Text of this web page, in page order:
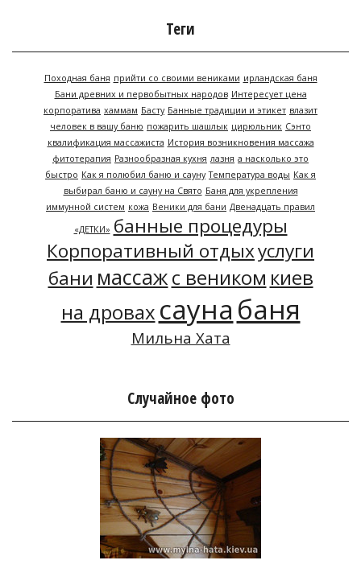
Теги
Походная баня прийти со своими вениками ирландская баня
Бани древних и первобытных народов Интересует цена
корпоратива хаммам Басту Банные традиции и этикет влазит
человек в вашу баню пожарить шашлык цирюльник Сэнто
квалификация массажиста История возникновения массажа
фитотерапия Разнообразная кухня лазня а насколько это
быстро Как я полюбил баню и сауну Температура воды Как я
выбирал баню и сауну на Свято Баня для укрепления
иммунной систем кожа Веники для бани Двенадцать правил
«ДЕТКИ» банные процедуры
Корпоративный отдыхуслуги
бани массажс веником киев
на дровах саунабаня
Мильна Хата
Случайное фото